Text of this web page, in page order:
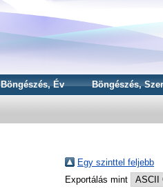
Böngészés, Év Böngészés,
Egy szinttel feljebb
Exportálás mint